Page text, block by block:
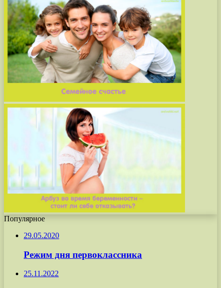
Популярное
29.05.2020
Режим дня первоклассника
25.11.2022